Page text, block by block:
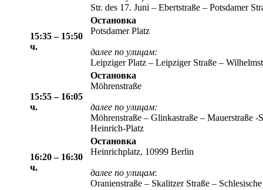
Str. des 17. Juni – Ebertstraße – Potsdamer
15:35 – 15:50
ч.
Остановка
Potsdamer Platz
далее по улицам:
Leipziger Platz – Leipziger Straße –
15:55 – 16:05
ч.
Остановка
Möhrenstraße
далее по улицам:
Möhrenstraße – Glinkastraße – Mauerstraße
Heinrich-Platz
16:20 – 16:30
ч.
Остановка
Heinrichplatz, 10999 Berlin
далее по улицам:
Oranienstraße – Skalitzer Straße –